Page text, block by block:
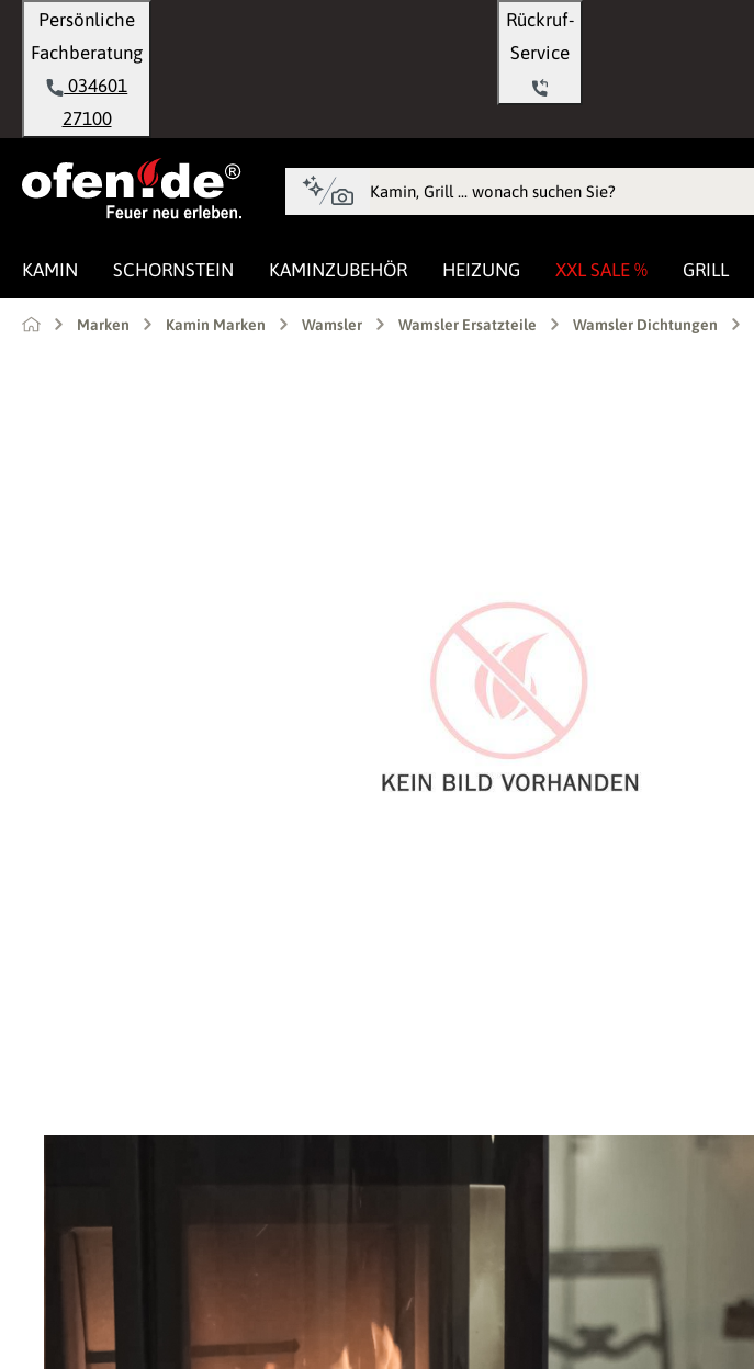
Zur Hauptnavigation springen
Persönliche
Fachberatung
034601
27100
Rückruf-
KAMIN SCHORNSTEIN KAMINZUBEHÖR HEIZUNG XXL SALE % GRILL
Marken Kamin Marken Wamsler Wamsler Ersatzteile Wamsler Dichtungen